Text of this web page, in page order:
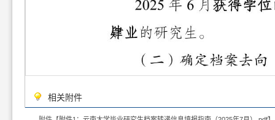
相关附件